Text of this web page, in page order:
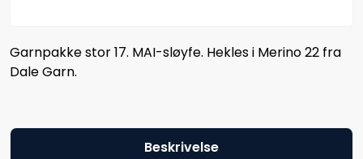
Garnpakke stor 17. MAI-sløyfe. Hekles i Merino 22 fra
Dale Garn.
Beskrivelse